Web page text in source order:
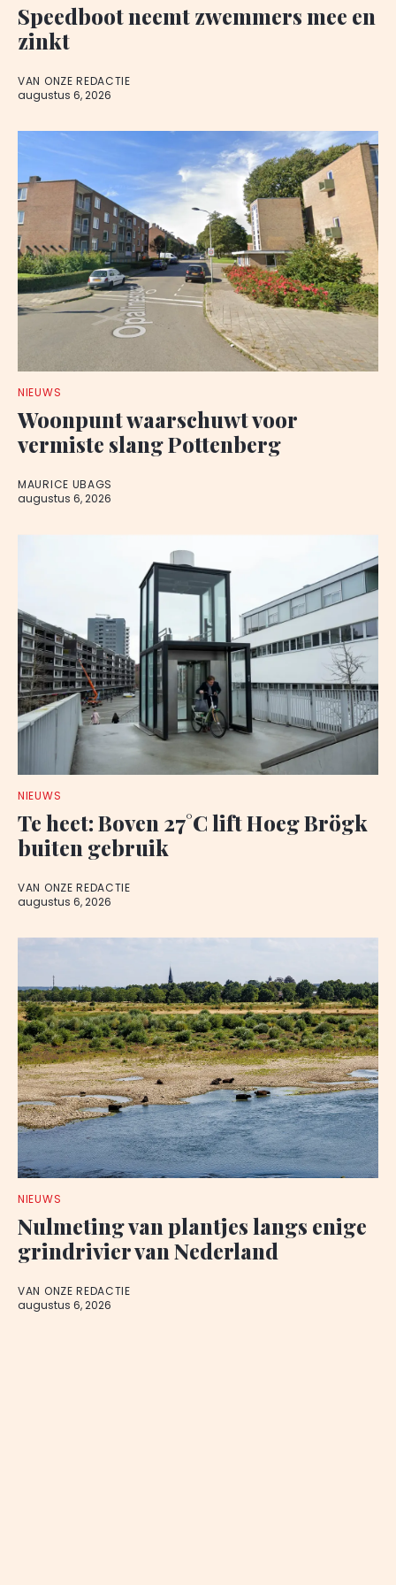
Speedboot neemt zwemmers mee en
zinkt
VAN ONZE REDACTIE
augustus 6, 2026
NIEUWS
Woonpunt waarschuwt voor
vermiste slang Pottenberg
MAURICE UBAGS
augustus 6, 2026
NIEUWS
Te heet: Boven 27°C lift Hoeg Brögk
buiten gebruik
VAN ONZE REDACTIE
augustus 6, 2026
NIEUWS
Nulmeting van plantjes langs enige
grindrivier van Nederland
VAN ONZE REDACTIE
augustus 6, 2026